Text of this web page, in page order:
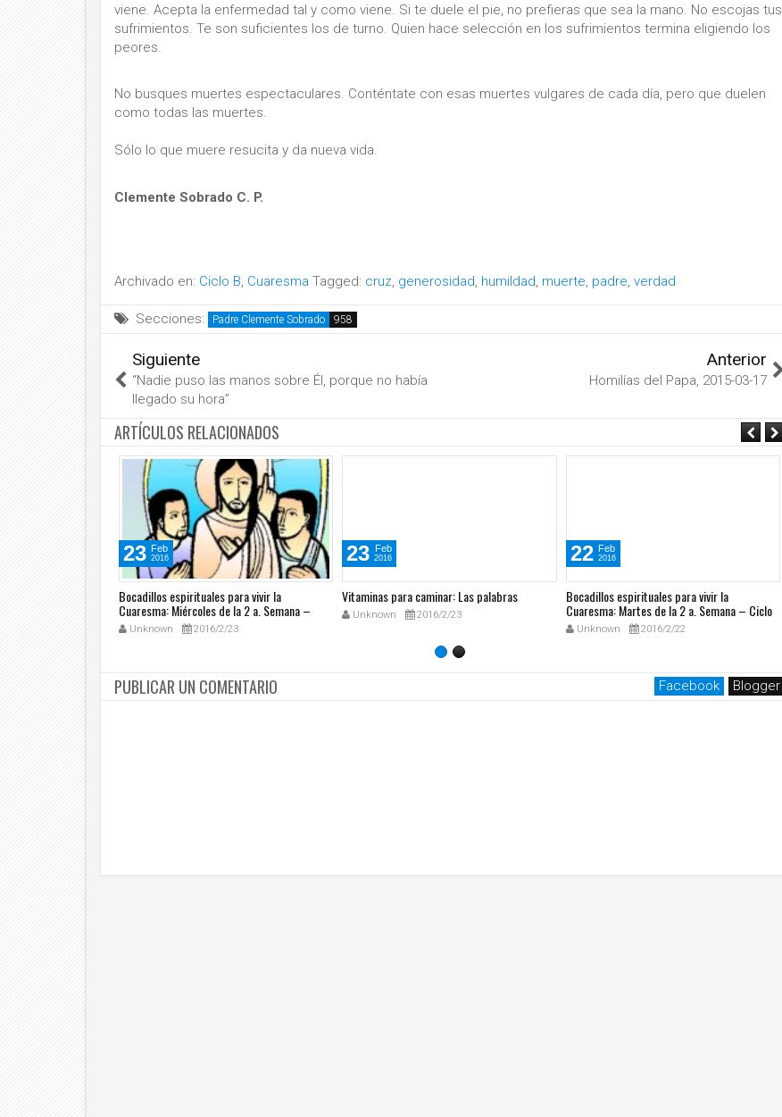
viene. Acepta la enfermedad tal y como viene. Si te duele el pie, no prefieras que sea la mano. No escojas tus
sufrimientos. Te son suficientes los de turno. Quien hace selección en los sufrimientos termina eligiendo los
peores.
No busques muertes espectaculares. Conténtate con esas muertes vulgares de cada día, pero que duelen
como todas las muertes.
Sólo lo que muere resucita y da nueva vida.
Clemente Sobrado C. P.
Archivado en: Ciclo B, Cuaresma Tagged: cruz, generosidad, humildad, muerte, padre, verdad
Secciones: Padre Clemente Sobrado
Siguiente
“Nadie puso las manos sobre Él, porque no había
llegado su hora”
Anterior
Homilías del Papa, 2015-03-17
ARTÍCULOS RELACIONADOS
23 Feb
2016
Bocadillos espirituales para vivir la
Cuaresma: Miércoles de la 2 a. Semana –
Ciclo C
Unknown 2016/2/23
23 Feb
2016
Vitaminas para caminar: Las palabras
Unknown 2016/2/23
22 Feb
2016
Bocadillos espirituales para vivir la
Cuaresma: Martes de la 2 a. Semana – Ciclo
CUnknown 2016/2/22
PUBLICAR UN COMENTARIO Facebook Blogger